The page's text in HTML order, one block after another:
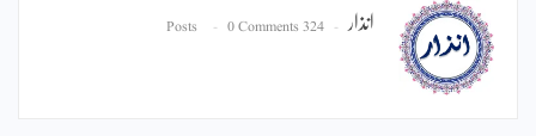
انذار 324 Posts
0 Comments